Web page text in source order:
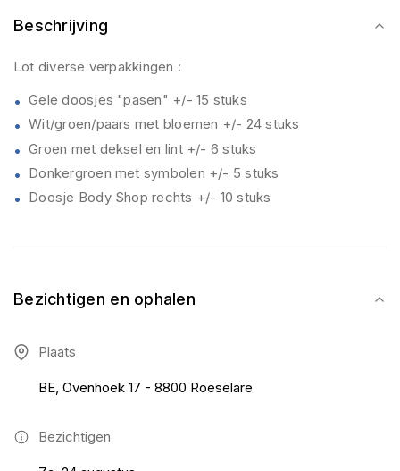
Beschrijving
Lot diverse verpakkingen :
Gele doosjes "pasen" +/- 15 stuks
Wit/groen/paars met bloemen +/- 24 stuks
Groen met deksel en lint +/- 6 stuks
Donkergroen met symbolen +/- 5 stuks
Doosje Body Shop rechts +/- 10 stuks
Bezichtigen en ophalen
Plaats
BE, Ovenhoek 17 - 8800 Roeselare
Bezichtigen